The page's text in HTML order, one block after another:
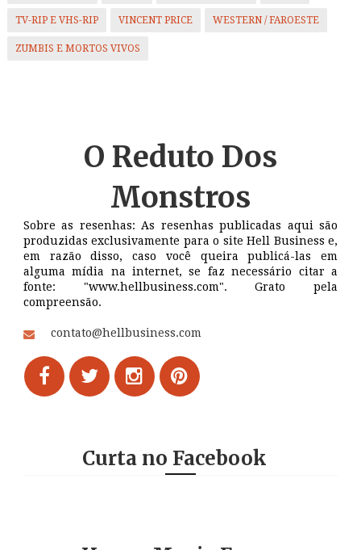
TV-RIP E VHS-RIP VINCENT PRICE WESTERN / FAROESTE
ZUMBIS E MORTOS VIVOS
O Reduto Dos
Monstros
Sobre as resenhas: As resenhas publicadas aqui são
produzidas exclusivamente para o site Hell Business e,
em razão disso, caso você queira publicá-las em
alguma mídia na internet, se faz necessário citar a
fonte: "www.hellbusiness.com". Grato pela
compreensão.
contato@hellbusiness.com
Curta no Facebook